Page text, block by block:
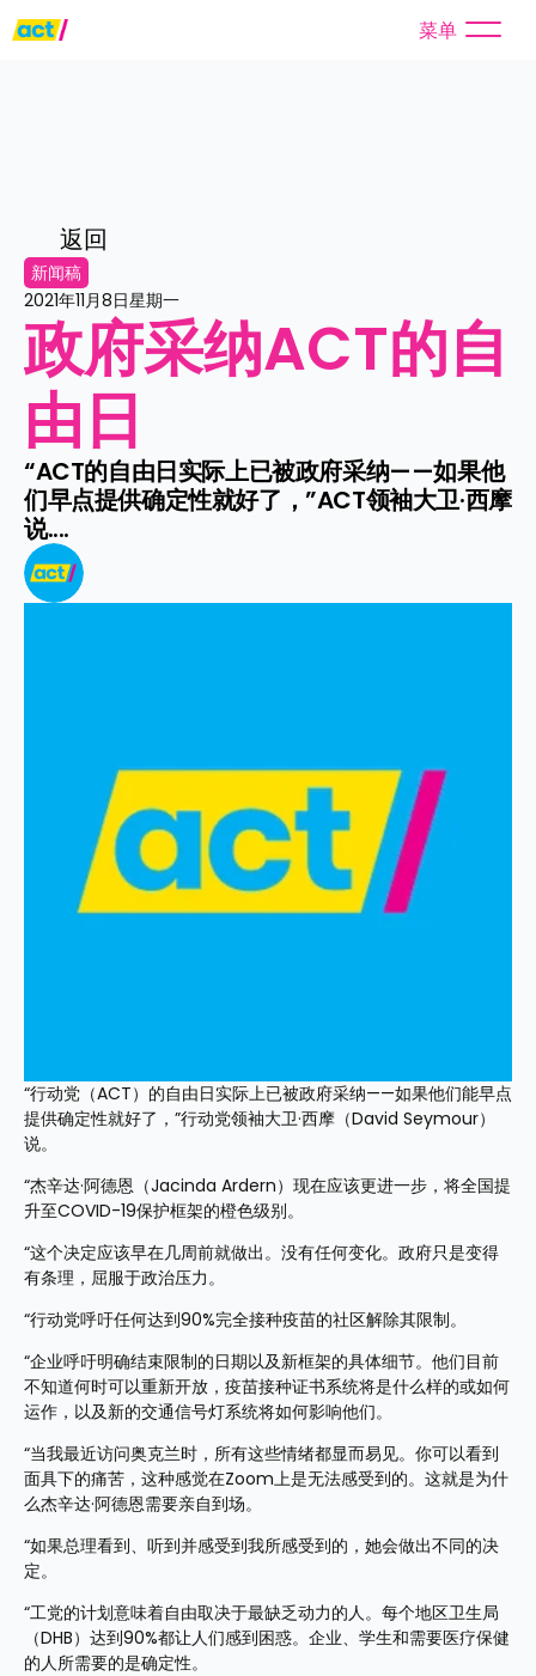
菜单
返回
新闻稿
2021年11月8日星期一
政府采纳ACT的自
由日
“ACT的自由日实际上已被政府采纳——如果他
们早点提供确定性就好了，”ACT领袖大卫·西摩
说....
“行动党（ACT）的自由日实际上已被政府采纳——如果他们能早点
提供确定性就好了，”行动党领袖大卫·西摩（David Seymour）
说。
“杰辛达·阿德恩（Jacinda Ardern）现在应该更进一步，将全国提
升至COVID-19保护框架的橙色级别。
“这个决定应该早在几周前就做出。没有任何变化。政府只是变得
有条理，屈服于政治压力。
“行动党呼吁任何达到90%完全接种疫苗的社区解除其限制。
“企业呼吁明确结束限制的日期以及新框架的具体细节。他们目前
不知道何时可以重新开放，疫苗接种证书系统将是什么样的或如何
运作，以及新的交通信号灯系统将如何影响他们。
“当我最近访问奥克兰时，所有这些情绪都显而易见。你可以看到
面具下的痛苦，这种感觉在Zoom上是无法感受到的。这就是为什
么杰辛达·阿德恩需要亲自到场。
“如果总理看到、听到并感受到我所感受到的，她会做出不同的决
定。
“工党的计划意味着自由取决于最缺乏动力的人。每个地区卫生局
（DHB）达到90%都让人们感到困惑。企业、学生和需要医疗保健
的人所需要的是确定性。